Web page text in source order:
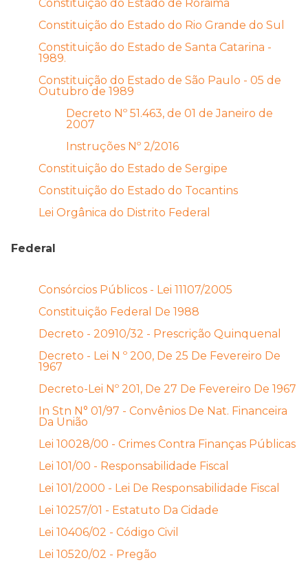
Constituição do Estado de Roraima
Constituição do Estado do Rio Grande do Sul
Constituição do Estado de Santa Catarina -
1989.
Constituição do Estado de São Paulo - 05 de
Outubro de 1989
Decreto Nº 51.463, de 01 de Janeiro de
2007
Instruções Nº 2/2016
Constituição do Estado de Sergipe
Constituição do Estado do Tocantins
Lei Orgânica do Distrito Federal
Federal
Consórcios Públicos - Lei 11107/2005
Constituição Federal De 1988
Decreto - 20910/32 - Prescrição Quinquenal
Decreto - Lei N º 200, De 25 De Fevereiro De
1967
Decreto-Lei Nº 201, De 27 De Fevereiro De 1967
In Stn N° 01/97 - Convênios De Nat. Financeira
Da União
Lei 10028/00 - Crimes Contra Finanças Públicas
Lei 101/00 - Responsabilidade Fiscal
Lei 101/2000 - Lei De Responsabilidade Fiscal
Lei 10257/01 - Estatuto Da Cidade
Lei 10406/02 - Código Civil
Lei 10520/02 - Pregão